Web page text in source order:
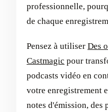
professionnelle,
de chaque
Pensez à utiliser Des
Castmagic pour
podcasts vidéo en
votre enregistrement
notes d'émission, des